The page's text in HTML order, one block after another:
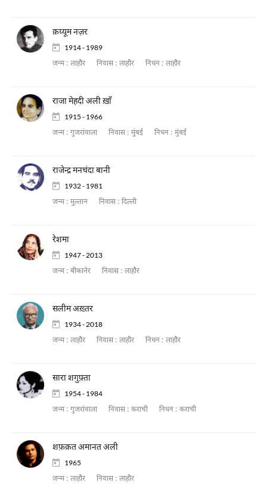
क़य्यूम नज़र
1914 - 1989
जन्म : लाहौर निवास : लाहौर निधन : लाहौर
राजा मेहदी अली ख़ाँ
1915 - 1966
जन्म : गुजरांवाला निवास : मुंबई निधन : मुंबई
राजेन्द्र मनचंदा बानी
1932 - 1981
जन्म : मुल्तान निवास : दिल्ली
रेशमा
1947 - 2013
जन्म : बीकानेर निवास : लाहौर
सलीम अख़्तर
1934 - 2018
जन्म : लाहौर निवास : लाहौर निधन : लाहौर
सारा शगुफ़्ता
1954 - 1984
जन्म : गुजरांवाला निवास : कराची निधन : कराची
शफ़क़त अमानत अली
1965
जन्म : लाहौर निवास : लाहौर